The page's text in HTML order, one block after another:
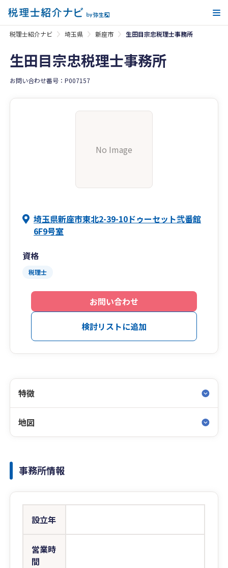
税理士紹介ナビ 埼玉県 新座市 生田目宗忠税理士事務所
生田目宗忠税理士事務所
お問い合わせ番号：P007157
No Image
埼玉県新座市東北2-39-10ドゥーセット弐番館
6F9号室
資格
税理士
お問い合わせ
検討リストに追加
特徴
地図
事務所情報
設立年
営業時
間